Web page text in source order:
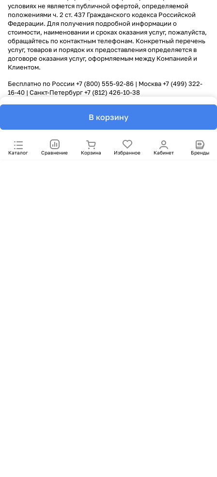
В корзину
Каталог Сравнение Корзина Избранное Кабинет Бренды
условиях не является публичной офертой, определяемой
положениями ч. 2 ст. 437 Гражданского кодекса Российской
Федерации. Для получения подробной информации о
стоимости, наименовании и сроках оказания услуг, пожалуйста,
обращайтесь по контактным телефонам. Конкретный перечень
услуг, товаров и порядок их предоставления определяется в
договоре оказания услуг, оформляемым между Компанией и
Клиентом.
Бесплатно по России +7 (800) 555-92-86 | Москва+7 (499) 322-
16-40 | Санкт-Петербург+7 (812) 426-10-38